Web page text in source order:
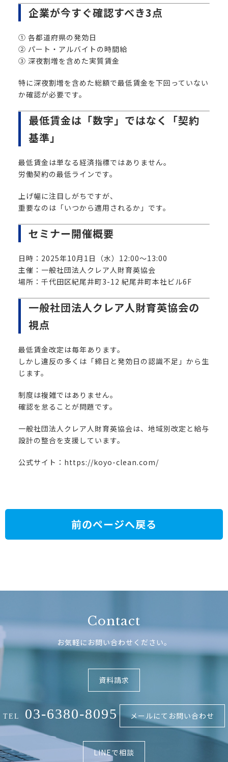
企業が今すぐ確認すべき3点
① 各都道府県の発効日
② パート・アルバイトの時間給
③ 深夜割増を含めた実質賃金
特に深夜割増を含めた総額で最低賃金を下回っていない
か確認が必要です。
最低賃金は「数字」ではなく「契約
基準」
最低賃金は単なる経済指標ではありません。
労働契約の最低ラインです。
上げ幅に注目しがちですが、
重要なのは「いつから適用されるか」です。
セミナー開催概要
日時：2025年10月1日（水）12:00〜13:00
主催：一般社団法人クレア人財育英協会
場所：千代田区紀尾井町3-12 紀尾井町本社ビル6F
一般社団法人クレア人財育英協会の
視点
最低賃金改定は毎年あります。
しかし違反の多くは「締日と発効日の認識不足」から生
じます。
制度は複雑ではありません。
確認を怠ることが問題です。
一般社団法人クレア人財育英協会は、地域別改定と給与
設計の整合を支援しています。
公式サイト： https://koyo-clean.com/
前のページへ戻る
Contact
お気軽にお問い合わせください。
資料請求
TEL 03-6380-8095 メールにてお問い合わせ
LINEで相談